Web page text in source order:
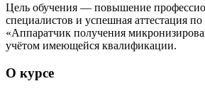
Цель обучения — повышение
специалистов и успешная аттестация
«Аппаратчик получения
учётом имеющейся квалификации.
О курсе